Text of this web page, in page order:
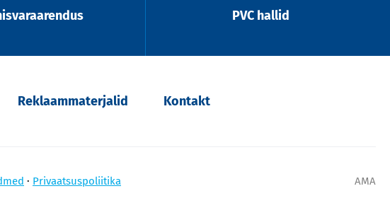
PVC hallid
Reklaammaterjalid Kontakt
Privaatsuspoliitika AMA